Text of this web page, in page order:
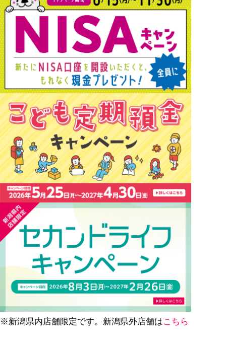
法人のお客さま
たいこうオフィスe-バンキング
サービスのご案内
NBセンター
サービスのご案内
たいこうでんさいサービス
（電子債権をご利用のお客さま向け）
サービスのご案内
Taiko Big Advance
サービスのご案内
※新潟県内店舗限定です。新潟県外店舗はこちら